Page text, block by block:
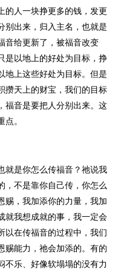
的人一块挣更多的钱，发更
别出来，归入主名，也就是
音给更新了，被福音改变
是以地上的好处为目标，挣
地上这些好处为目标。但是
攒天上的财宝，我们的目标
福音是要把人分别出来。这
。
就是你怎么传福音？祂说我
，不是靠你自己传，你怎么
赐，我加添你的力量，我加
就我想成就的事，我一定会
以在传福音的过程中，我们
赐能力，祂会加添的。有的
不乐、好像软塌塌的没有力